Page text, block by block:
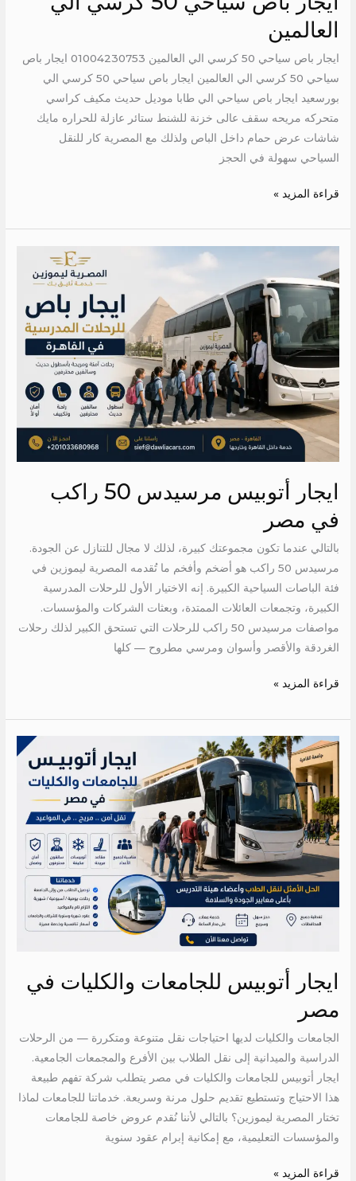
العالمين
ايجار باص سياحي 50 كرسي الي العالمين 01004230753 ايجار باص
سياحي 50 كرسي الي العالمين ايجار باص سياحي 50 كرسي الي
بورسعيد ايجار باص سياحي الي طابا موديل حديث مكيف كراسي
متحركه مريحه سقف عالى خزنة للشنط ستائر عازلة للحراره مايك
شاشات عرض حمام داخل الباص ولذلك مع المصرية كار للنقل
السياحي سهولة في الحجز
قراءة المزيد »
ايجار أتوبيس مرسيدس 50 راكب
في مصر
بالتالي عندما تكون مجموعتك كبيرة، لذلك لا مجال للتنازل عن الجودة.
مرسيدس 50 راكب هو أضخم وأفخم ما تُقدمه المصرية ليموزين في
فئة الباصات السياحية الكبيرة. إنه الاختيار الأول للرحلات المدرسية
الكبيرة، وتجمعات العائلات الممتدة، وبعثات الشركات والمؤسسات.
مواصفات مرسيدس 50 راكب للرحلات التي تستحق الكبير لذلك رحلات
الغردقة والأقصر وأسوان ومرسي مطروح — كلها
ايجار
أتوبيس
مرسيدس
50
راكب
في
مصر
قراءة المزيد »
ايجار أتوبيس للجامعات والكليات في
مصر
الجامعات والكليات لديها احتياجات نقل متنوعة ومتكررة — من الرحلات
الدراسية والميدانية إلى نقل الطلاب بين الأفرع والمجمعات الجامعية.
ايجار أتوبيس للجامعات والكليات في مصر يتطلب شركة تفهم طبيعة
هذا الاحتياج وتستطيع تقديم حلول مرنة وسريعة. خدماتنا للجامعات لماذا
تختار المصرية ليموزين؟ بالتالي لأننا نُقدم عروض خاصة للجامعات
والمؤسسات التعليمية، مع إمكانية إبرام عقود سنوية
ايجار
أتوبيس
للجامعات
والكليات
في
مصر
قراءة المزيد »